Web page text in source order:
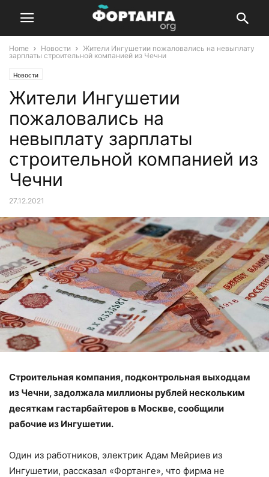
Home Новости
Жители Ингушетии пожаловались на невыплату
зарплаты строительной компанией из Чечни
Новости
Жители Ингушетии
пожаловались на
невыплату зарплаты
строительной компанией из
Чечни
27.12.2021
Строительная компания, подконтрольная выходцам
из Чечни, задолжала миллионы рублей нескольким
десяткам гастарбайтеров в Москве, сообщили
рабочие из Ингушетии.
Один из работников, электрик Адам Мейриев из
Ингушетии, рассказал «Фортанге», что фирма не